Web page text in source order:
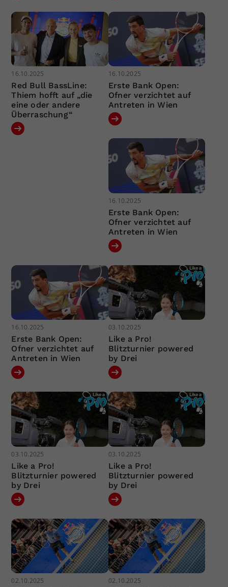
16.10.2025
Red Bull BassLine:
Thiem hofft auf „die
eine oder andere
Überraschung“
16.10.2025
Erste Bank Open:
Ofner verzichtet auf
Antreten in Wien
16.10.2025
Erste Bank Open:
Ofner verzichtet auf
Antreten in Wien
16.10.2025
Erste Bank Open:
Ofner verzichtet auf
Antreten in Wien
03.10.2025
Like a Pro!
Blitzturnier powered
by Drei
03.10.2025
Like a Pro!
Blitzturnier powered
by Drei
03.10.2025
Like a Pro!
Blitzturnier powered
by Drei
02.10.2025 02.10.2025